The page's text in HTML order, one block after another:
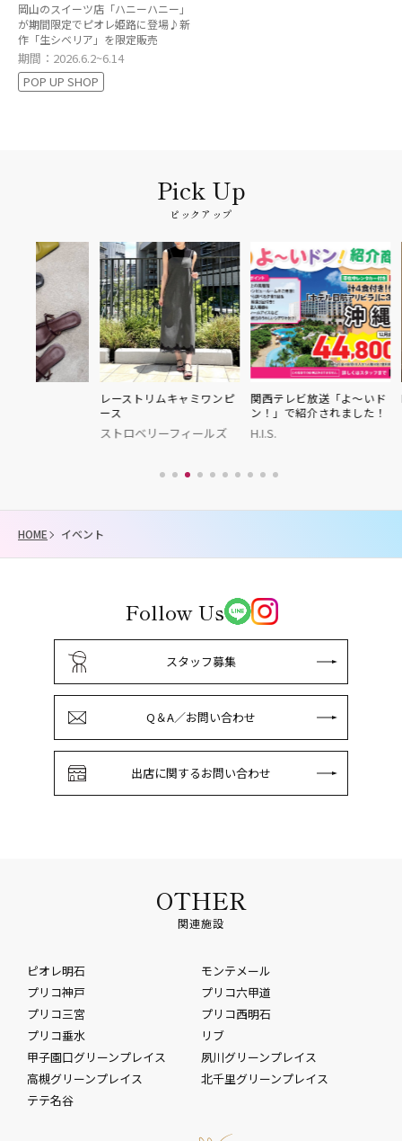
岡山のスイーツ店「ハニーハニー」
が期間限定でピオレ姫路に登場♪新
作「生シベリア」を限定販売
期間：2026.6.2~6.14
POP UP SHOP
ピックアップ
レーストリムキャミワンピ
ストロベリーフィールズ
関西テレビ放送「よ～いド
ン！」で紹介されました！
H.I.S.
Fur Sabot
ランダ
HOME イベント
Follow Us
スタッフ募集
Q＆A／お問い合わせ
出店に関するお問い合わせ
OTHER
関連施設
ピオレ明石
モンテメール
プリコ神戸
プリコ六甲道
プリコ三宮
プリコ西明石
プリコ垂水
リブ
甲子園口グリーンプレイス
夙川グリーンプレイス
高槻グリーンプレイス
北千里グリーンプレイス
テテ名谷